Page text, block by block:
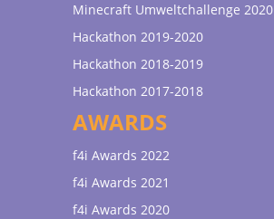
Minecraft Umweltchallenge 2020
Hackathon 2019-2020
Hackathon 2018-2019
Hackathon 2017-2018
AWARDS
f4i Awards 2022
f4i Awards 2021
f4i Awards 2020